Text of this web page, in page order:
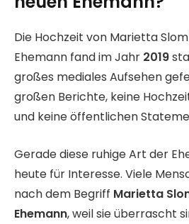
Die Hochzeit von Marietta
Ehemann fand im Jahr 2019
großes mediales Aufsehen
großen Berichte, keine
und keine öffentlichen
Gerade diese ruhige Art der
heute für Interesse. Viele
nach dem Begriff Marietta
Ehemann, weil sie überrascht